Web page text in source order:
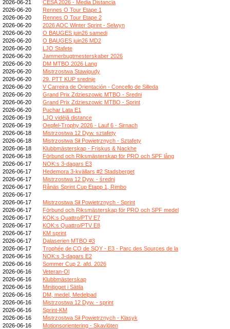
2026-06-21
CESA 2026 - Media Distancia
2026-06-20
Rennes O Tour Etape 1
2026-06-20
Rennes O Tour Etape 2
2026-06-20
2026 AOC Winter Sprint - Selwyn
2026-06-20
O BAUGES juin26 samedi
2026-06-20
O BAUGES juin26 MD2
2026-06-20
LJO Stafete
2026-06-20
Jammerbugtmesterskaber 2026
2026-06-20
DM MTBO 2026 Lang
2026-06-20
Mistrzostwa Stawigudy
2026-06-20
29. PTT KUP srednje
2026-06-20
V Carreira de Orientación - Concello de Silleda
2026-06-20
Grand Prix Zdzieszowic MTBO - Sredni
2026-06-20
Grand Prix Zdzieszowic MTBO - Sprint
2026-06-20
Puchar Lata E1
2026-06-19
LJO vidējā distance
2026-06-19
Oepfel-Trophy 2026 - Lauf 6 - Sirnach
2026-06-18
Mistrzostwa 12 Dyw. sztafety
2026-06-18
Mistrzostwa Sił Powietrznych - Sztafety
2026-06-18
Klubbmästerskap - Friskus & Nackhe
2026-06-18
Förbund och Riksmästerskap för PRO och SPF lång
2026-06-17
NOK:s 3-dagars E3
2026-06-17
Hedemora 3-kvällars #2 Stadsberget
2026-06-17
Mistrzostwa 12 Dyw. - średni
2026-06-17
Rånäs Sprint Cup Etapp 1, Rimbo
2026-06-17
2026-06-17
Mistrzostwa Sił Powietrznych - Sprint
2026-06-17
Förbund och Riksmästerskap för PRO och SPF medel
2026-06-17
KOK:s Quattro/PTV E7
2026-06-17
KOK:s Quattro/PTV E8
2026-06-17
KM sprint
2026-06-17
Dalaserien MTBO #3
2026-06-17
Trophée de CO de SQY - E3 - Parc des Sources de la
2026-06-16
NOK:s 3-dagars E2
2026-06-16
Sommer Cup 2. afd. 2026
2026-06-16
Veteran-Ol
2026-06-16
Klubbmästerskap
2026-06-16
Minitjoget i Sätila
2026-06-16
DM, medel, Medelpad
2026-06-16
Mistrzostwa 12 Dyw. - sprint
2026-06-16
Sprint-KM
2026-06-16
Mistrzostwa Sił Powietrznych - Klasyk
2026-06-16
Motionsorientering - Skavlöten